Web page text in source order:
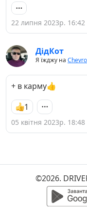
22 липня 2023р. 16:42
ДідКот
Я їжджу на
+ в карму👍
1
05 квітня 2023р. 18:48
©2026.